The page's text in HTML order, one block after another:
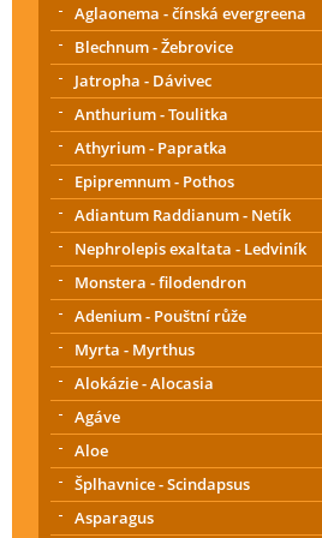
Aglaonema - čínská evergreena
Blechnum - Žebrovice
Jatropha - Dávivec
Anthurium - Toulitka
Athyrium - Papratka
Epipremnum - Pothos
Adiantum Raddianum - Netík
Nephrolepis exaltata - Ledviník
Monstera - filodendron
Adenium - Pouštní růže
Myrta - Myrthus
Alokázie - Alocasia
Agáve
Aloe
Šplhavnice - Scindapsus
Asparagus